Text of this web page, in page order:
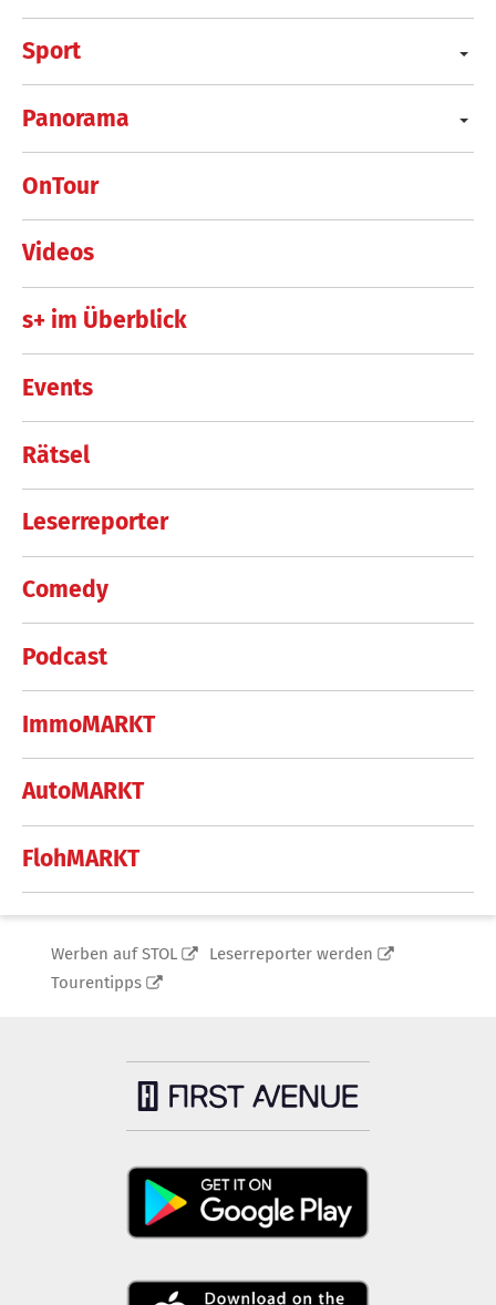
Sport
Panorama
OnTour
Videos
s+ im Überblick
Events
Rätsel
Leserreporter
Comedy
Podcast
ImmoMARKT
AutoMARKT
FlohMARKT
Werben auf STOL
Leserreporter werden
Tourentipps